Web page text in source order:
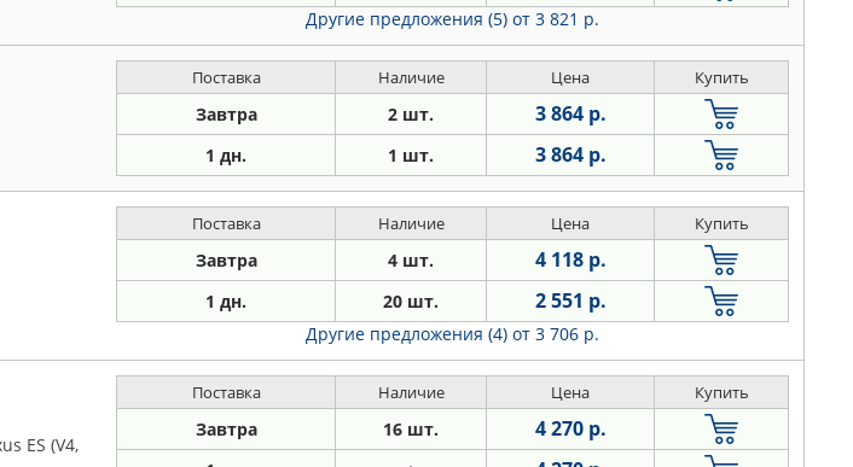
Другие предложения (5) от 3 821 р.
Поставка Наличие Цена Купить
Завтра 2 шт. 3 864 р.
1 дн. 1 шт. 3 864 р.
Поставка Наличие Цена Купить
Завтра 4 шт. 4 118 р.
1 дн. 20 шт. 2 551 р.
Другие предложения (4) от 3 706 р.
ES (V4,
Поставка Наличие Цена Купить
Завтра 16 шт. 4 270 р.